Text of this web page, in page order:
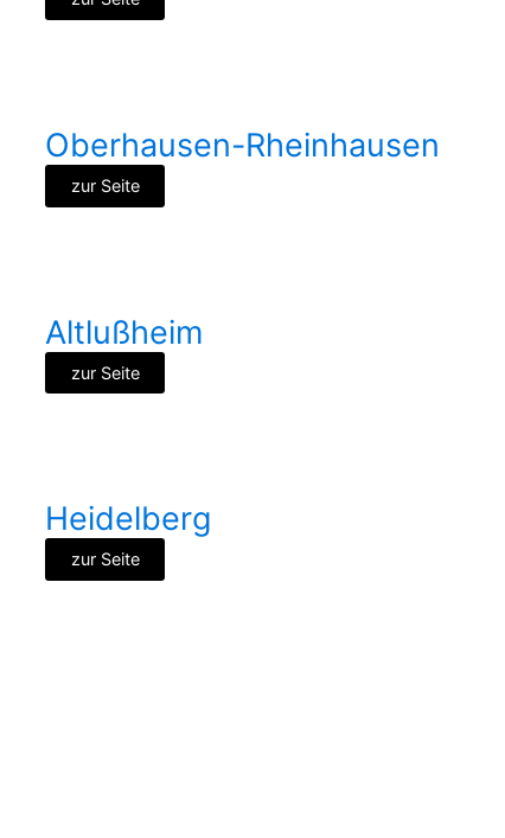
Oberhausen-Rheinhausen
zur Seite
Altlußheim
zur Seite
Heidelberg
zur Seite